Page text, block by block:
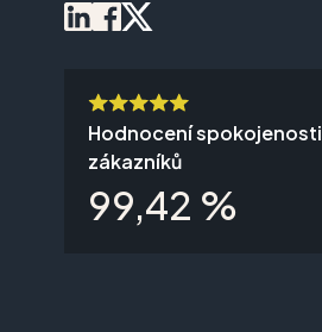
Hodnocení spokojenosti
zákazníků
99,42 %